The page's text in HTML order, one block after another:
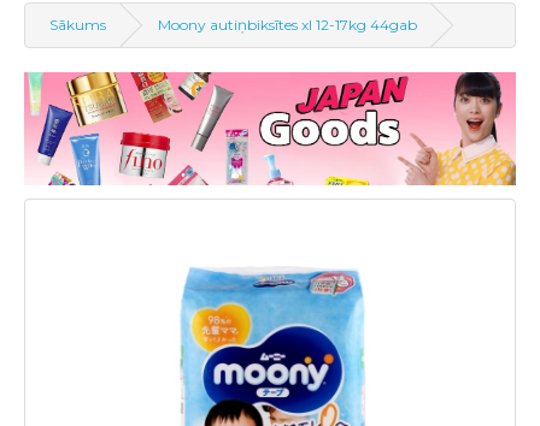
Sākums Moony autiņbiksītes xl 12-17kg 44gab